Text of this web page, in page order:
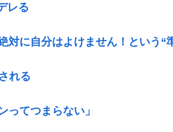
レる
対に自分はよけません！という“
れる
ってつまらない」